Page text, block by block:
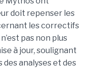
doit repenser les
les correctifs
pas non plus
à jour, soulignant
des analyses et des